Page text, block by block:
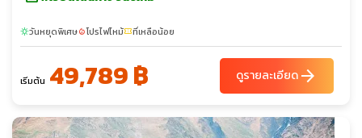
sunnyวันหยุดพิเศษlocal_fire_departmentโปรไฟไหม้confirmation_numberที่เหลือน้อย
เริ่มต้น 49,789 ฿ ดูรายละเอียดarrow_forward